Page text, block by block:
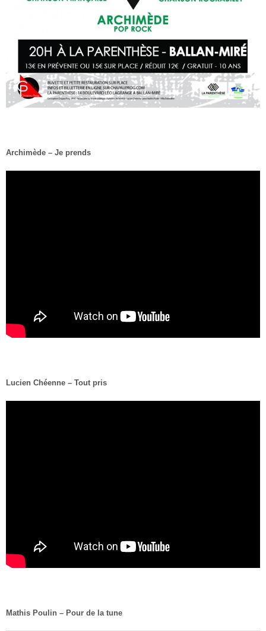
Archimède – Je prends
Lucien Chéenne – Tout pris
Mathis Poulin – Pour de la tune